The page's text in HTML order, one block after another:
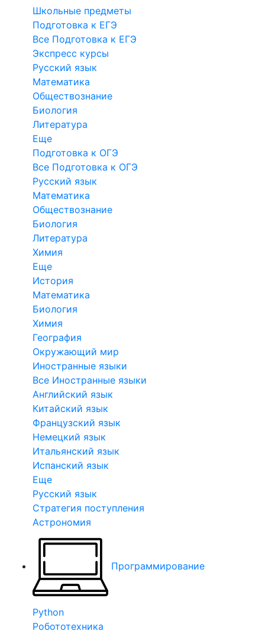
Школьные предметы
Подготовка к ЕГЭ
Все Подготовка к ЕГЭ
Экспресс курсы
Русский язык
Математика
Обществознание
Биология
Литература
Еще
Подготовка к ОГЭ
Все Подготовка к ОГЭ
Русский язык
Математика
Обществознание
Биология
Литература
Химия
Еще
История
Математика
Биология
Химия
География
Окружающий мир
Иностранные языки
Все Иностранные языки
Английский язык
Китайский язык
Французский язык
Немецкий язык
Итальянский язык
Испанский язык
Еще
Русский язык
Стратегия поступления
Астрономия
Программирование
Python
Робототехника